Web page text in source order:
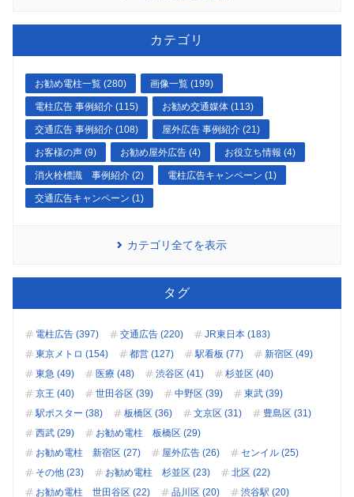
カテゴリ
お勧め電柱一覧 (280) 画像一覧 (199)
電柱広告 事例紹介 (115) お勧め交通媒体 (113)
交通広告 事例紹介 (108) 屋外広告 事例紹介 (21)
お客様の声 (9) お勧め屋外広告 (4) お役立ち情報 (4)
消火栓標識 事例紹介 (2) 電柱広告キャンペーン (1)
交通広告キャンペーン (1)
カテゴリ全てを表示
タグ
電柱広告 (397) 交通広告 (220)
JR東日本 (183)
東京メトロ (154)
都営 (127) 駅看板 (77)
新宿区 (49)
東急 (49)
医療 (48) 渋谷区 (41)
杉並区 (40)
京王 (40)
世田谷区 (39) 中野区 (39)
東武 (39)
駅ポスター (38)
板橋区 (36) 文京区 (31)
豊島区 (31)
西武 (29)
お勧め電柱 板橋区 (29)
お勧め電柱 新宿区 (27)
屋外広告 (26)
センイル (25)
その他 (23)
お勧め電柱 杉並区 (23)
北区 (22)
お勧め電柱 世田谷区 (22)
品川区 (20)
渋谷駅 (20)